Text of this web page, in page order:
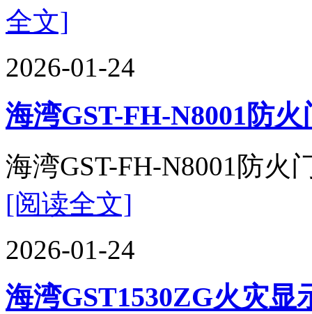
全文]
2026-01-24
海湾GST-FH-N8001防
海湾GST-FH-N8001防火
[阅读全文]
2026-01-24
海湾GST1530ZG火灾显